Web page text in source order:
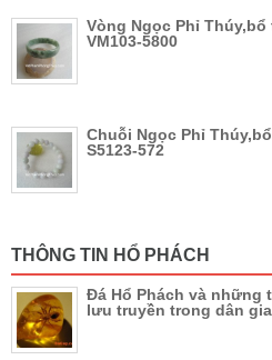
Vòng Ngọc Phỉ
VM103-5800
Chuỗi Ngọc Phỉ
S5123-572
THÔNG TIN HỔ PHÁCH
Đá Hổ Phách và những
lưu truyền trong dân